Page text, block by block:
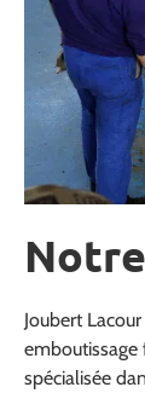
Joubert
emboutissage
spécialisée